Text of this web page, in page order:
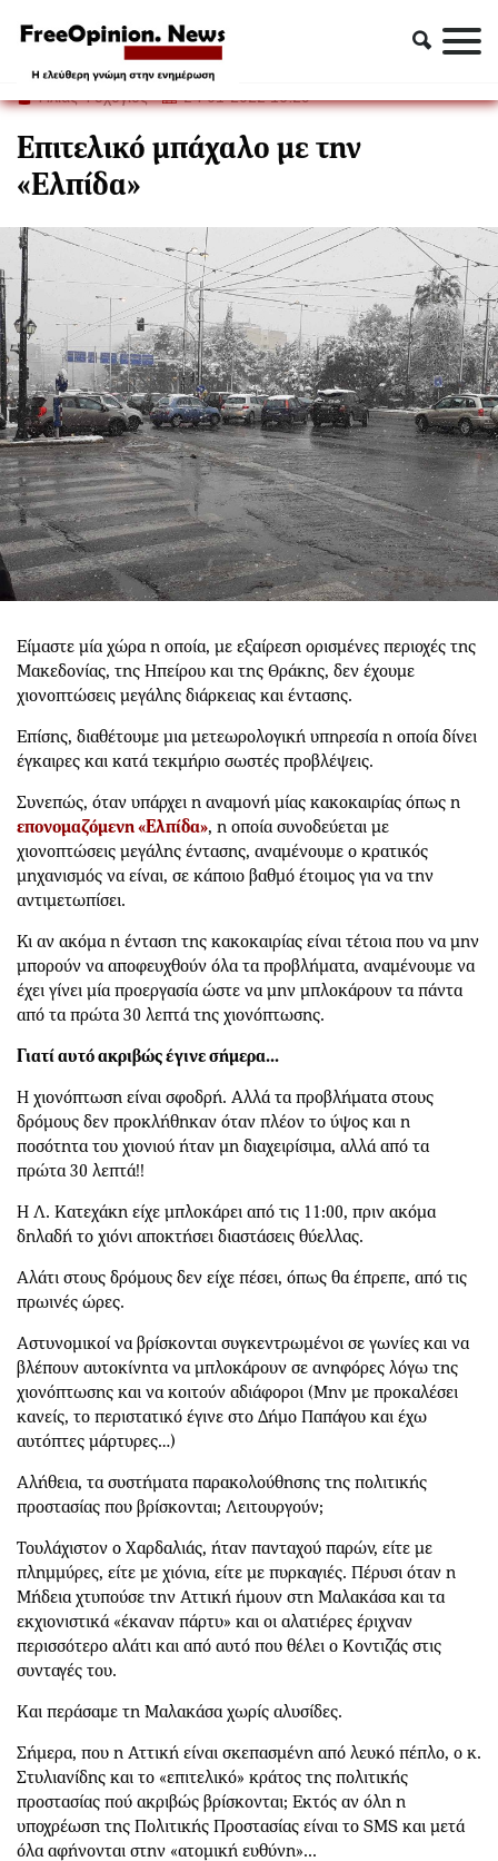
Απόψεις Επιτελικό μπάχαλο με την «Ελπίδα»
Ηλίας Ψυχογιός 24-01-2022 16:29
Επιτελικό μπάχαλο με την
«Ελπίδα»
Είμαστε μία χώρα η οποία, με εξαίρεση ορισμένες περιοχές της
Μακεδονίας, της Ηπείρου και της Θράκης, δεν έχουμε
χιονοπτώσεις μεγάλης διάρκειας και έντασης.
Επίσης, διαθέτουμε μια μετεωρολογική υπηρεσία η οποία δίνει
έγκαιρες και κατά τεκμήριο σωστές προβλέψεις.
Συνεπώς, όταν υπάρχει η αναμονή μίας κακοκαιρίας όπως η
επονομαζόμενη «Ελπίδα», η οποία συνοδεύεται με
χιονοπτώσεις μεγάλης έντασης, αναμένουμε ο κρατικός
μηχανισμός να είναι, σε κάποιο βαθμό έτοιμος για να την
αντιμετωπίσει.
Κι αν ακόμα η ένταση της κακοκαιρίας είναι τέτοια που να μην
μπορούν να αποφευχθούν όλα τα προβλήματα, αναμένουμε να
έχει γίνει μία προεργασία ώστε να μην μπλοκάρουν τα πάντα
από τα πρώτα 30 λεπτά της χιονόπτωσης.
Γιατί αυτό ακριβώς έγινε σήμερα…
Η χιονόπτωση είναι σφοδρή. Αλλά τα προβλήματα στους
δρόμους δεν προκλήθηκαν όταν πλέον το ύψος και η
ποσότητα του χιονιού ήταν μη διαχειρίσιμα, αλλά από τα
πρώτα 30 λεπτά!!
Η Λ. Κατεχάκη είχε μπλοκάρει από τις 11:00, πριν ακόμα
δηλαδή το χιόνι αποκτήσει διαστάσεις θύελλας.
Αλάτι στους δρόμους δεν είχε πέσει, όπως θα έπρεπε, από τις
πρωινές ώρες.
Αστυνομικοί να βρίσκονται συγκεντρωμένοι σε γωνίες και να
βλέπουν αυτοκίνητα να μπλοκάρουν σε ανηφόρες λόγω της
χιονόπτωσης και να κοιτούν αδιάφοροι (Μην με προκαλέσει
κανείς, το περιστατικό έγινε στο Δήμο Παπάγου και έχω
αυτόπτες μάρτυρες…)
Αλήθεια, τα συστήματα παρακολούθησης της πολιτικής
προστασίας που βρίσκονται; Λειτουργούν;
Τουλάχιστον ο Χαρδαλιάς, ήταν πανταχού παρών, είτε με
πλημμύρες, είτε με χιόνια, είτε με πυρκαγιές. Πέρυσι όταν η
Μήδεια χτυπούσε την Αττική ήμουν στη Μαλακάσα και τα
εκχιονιστικά «έκαναν πάρτυ» και οι αλατιέρες έριχναν
περισσότερο αλάτι και από αυτό που θέλει ο Κοντιζάς στις
συνταγές του.
Και περάσαμε τη Μαλακάσα χωρίς αλυσίδες.
Σήμερα, που η Αττική είναι σκεπασμένη από λευκό πέπλο, ο κ.
Στυλιανίδης και το «επιτελικό» κράτος της πολιτικής
προστασίας πού ακριβώς βρίσκονται; Εκτός αν όλη η
υποχρέωση της Πολιτικής Προστασίας είναι το SMS και μετά
όλα αφήνονται στην «ατομική ευθύνη»...